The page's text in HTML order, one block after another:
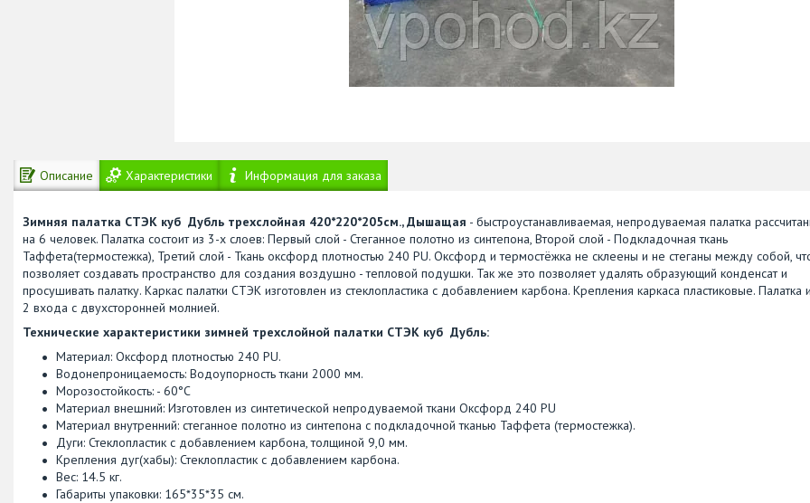
Описание Характеристики Информация для заказа
Зимняя палатка СТЭК куб Дубль трехслойная 420*220*205см., Дышащая - быстроустанавливаемая, непродуваемая палатка
на 6 человек. Палатка состоит из 3-х слоев: Первый слой - Стеганное полотно из синтепона, Второй слой - Подкладочная ткань
Таффета(термостежка), Третий слой - Ткань оксфорд плотностью 240 PU. Оксфорд и термостёжка не склеены и не стеганы между собой,
позволяет создавать пространство для создания воздушно - тепловой подушки. Так же это позволяет удалять образующий конденсат и
просушивать палатку. Каркас палатки СТЭК изготовлен из стеклопластика с добавлением карбона. Крепления каркаса пластиковые. Палатка
2 входа с двухсторонней молнией.
Технические характеристики зимней трехслойной палатки СТЭК куб Дубль:
Материал: Оксфорд плотностью 240 PU.
Водонепроницаемость: Водоупорность ткани 2000 мм.
Морозостойкость: - 60°С
Материал внешний: Изготовлен из синтетической непродуваемой ткани Оксфорд 240 PU
Материал внутренний: стеганное полотно из синтепона с подкладочной тканью Таффета (термостежка).
Дуги: Стеклопластик с добавлением карбона, толщиной 9,0 мм.
Крепления дуг(хабы): Стеклопластик с добавлением карбона.
Вес: 14.5 кг.
Габариты упаковки: 165*35*35 см.